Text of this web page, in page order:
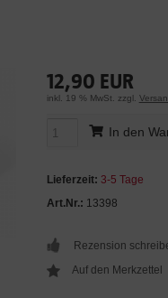
12,90 EUR
inkl. 19 % MwSt. zzgl.
In den
Lieferzeit: 3-5 Tage
Art.Nr.: 13398
Rezension